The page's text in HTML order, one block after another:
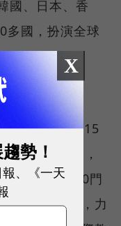
國、日本、香
多國，扮演全球
：成立於2015
上課程平臺，
師開設1,000門
超過300倍，力
X
勢！
、《一天